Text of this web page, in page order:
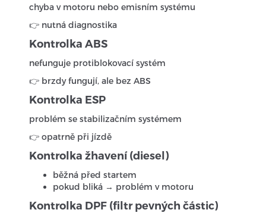
chyba v motoru nebo emisním systému
👉 nutná diagnostika
Kontrolka ABS
nefunguje protiblokovací systém
👉 brzdy fungují, ale bez ABS
Kontrolka ESP
problém se stabilizačním systémem
👉 opatrně při jízdě
Kontrolka žhavení (diesel)
běžná před startem
pokud bliká → problém v motoru
Kontrolka DPF (filtr pevných částic)